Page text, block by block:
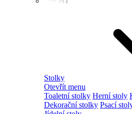
Stolky
Otevřít menu
Toaletní stolky Herní stoly
Dekorační stolky Psací